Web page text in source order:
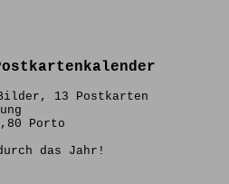
13 Postkarten
Porto
das Jahr!